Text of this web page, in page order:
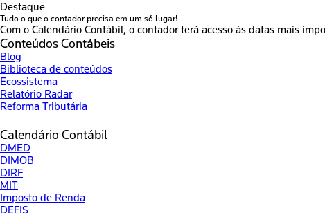
Destaque
Tudo o que o contador precisa em um só lugar!
Com o Calendário Contábil, o contador terá acesso às datas mais
Conteúdos Contábeis
Blog
Biblioteca de conteúdos
Ecossistema
Relatório Radar
Reforma Tributária
Calendário Contábil
DMED
DIMOB
DIRF
MIT
Imposto de Renda
DEFIS